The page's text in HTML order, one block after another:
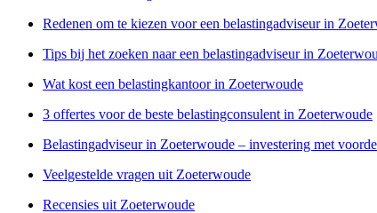
Redenen om te kiezen voor een belastingadviseur in
Tips bij het zoeken naar een belastingadviseur in
Wat kost een belastingkantoor in Zoeterwoude
3 offertes voor de beste belastingconsulent in Zoeterwoude
Belastingadviseur in Zoeterwoude – investering met
Veelgestelde vragen uit Zoeterwoude
Recensies uit Zoeterwoude